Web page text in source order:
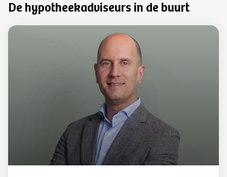
De hypotheekadviseurs in de buurt